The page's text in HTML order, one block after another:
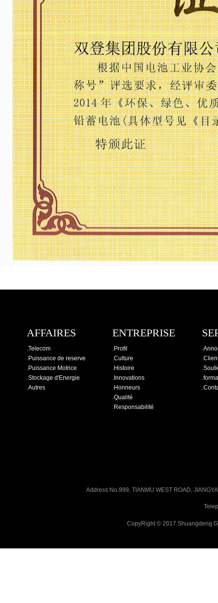
AFFAIRES
.Telecom
.Puissance de reserve
.Puissance Motrice
.Stockage d'Energie
.Autres
ENTREPRISE
.Profil
.Culture
.Histoire
. Innovations
.Honneurs
.Qualité
.Responsabilité
.
.
.
.
.
Address:No.999, TIANMU WEST ROAD,
CopyRight © 2017 Shuangdeng